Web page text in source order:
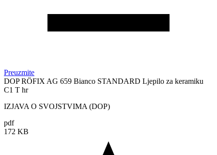
Preuzmite
DOP RÖFIX AG 659 Bianco STANDARD Ljepilo za keramiku
C1 T hr
IZJAVA O SVOJSTVIMA (DOP)
pdf
172 KB